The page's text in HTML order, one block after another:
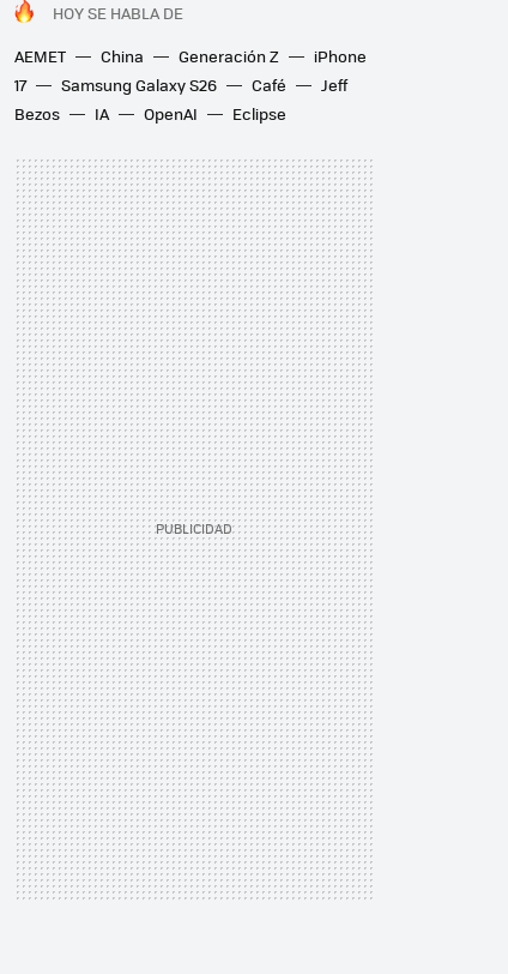
HOY SE HABLA DE
AEMET
China Generación Z
iPhone
17
Samsung Galaxy S26 Café
Jeff
Bezos
IA OpenAI Eclipse